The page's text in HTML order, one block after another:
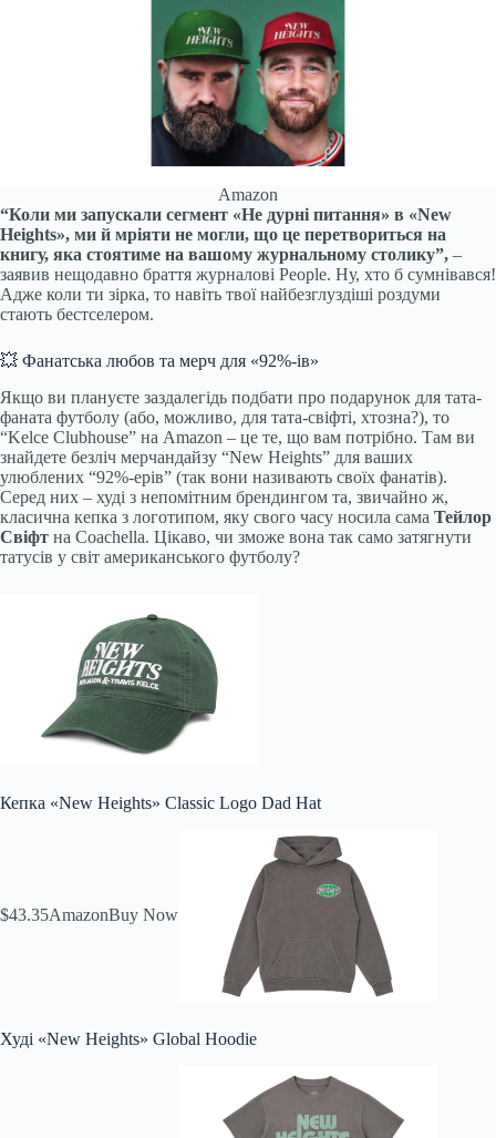
Amazon
“Коли ми запускали сегмент «Не дурні питання» в «New
Heights», ми й мріяти не могли, що це перетвориться на
книгу, яка стоятиме на вашому журнальному столику”, –
заявив нещодавно браття журналові People. Ну, хто б сумнівався!
Адже коли ти зірка, то навіть твої найбезглуздіші роздуми
стають бестселером.
💥 Фанатська любов та мерч для «92%-ів»
Якщо ви плануєте заздалегідь подбати про подарунок для тата-
фаната футболу (або, можливо, для тата-свіфті, хтозна?), то
“Kelce Clubhouse” на Amazon – це те, що вам потрібно. Там ви
знайдете безліч мерчандайзу “New Heights” для ваших
улюблених “92%-ерів” (так вони називають своїх фанатів).
Серед них – худі з непомітним брендингом та, звичайно ж,
класична кепка з логотипом, яку свого часу носила сама Тейлор
Свіфт на Coachella. Цікаво, чи зможе вона так само затягнути
татусів у світ американського футболу?
Кепка «New Heights» Classic Logo Dad Hat
$43.35AmazonBuy Now
Худі «New Heights» Global Hoodie